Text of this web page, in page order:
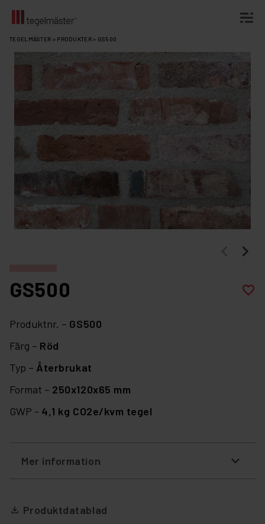
Fortsätt
TEGELMÄSTER > PRODUKTER> GS500
GS500 favorite_border
Produktnr. – GS500
Färg – Röd
Typ – Återbrukat
Format – 250x120x65 mm
GWP - 4,1 kg CO2e/kvm tegel
Mer information
file_download Produktdatablad